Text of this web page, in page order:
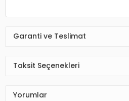
Garanti ve Teslimat
Taksit Seçenekleri
Yorumlar